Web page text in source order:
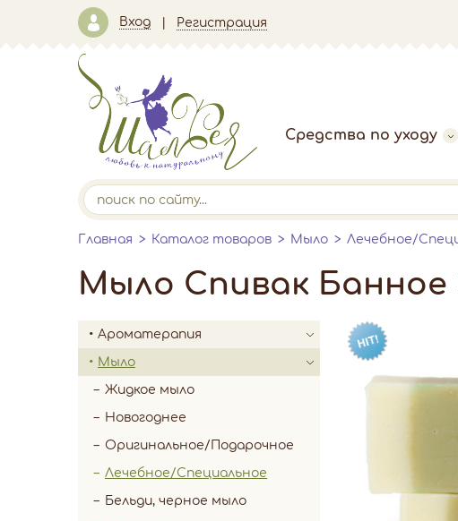
Вход Регистрация
Средства по уходу
Главная Каталог товаров Мыло Лечебное/
Мыло Спивак Банное
Ароматерапия
Мыло
Жидкое мыло
Новогоднее
Оригинальное/Подарочное
Лечебное/Специальное
Бельди, черное мыло